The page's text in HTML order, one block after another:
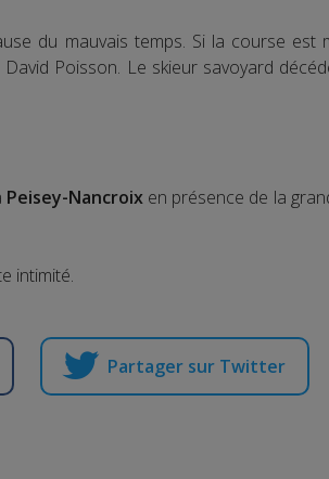
du mauvais temps. Si la course est
Poisson. Le skieur savoyard
Peisey-Nancroixen présence de la
intimité.
Partager sur Twitter